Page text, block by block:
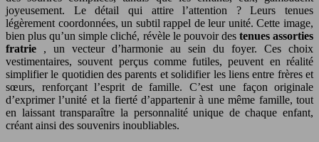
joyeusement. Le détail qui attire l’attention ? Leurs tenues
légèrement coordonnées, un subtil rappel de leur unité. Cette image,
bien plus qu’un simple cliché, révèle le pouvoir des tenues assorties
fratrie , un vecteur d’harmonie au sein du foyer. Ces choix
vestimentaires, souvent perçus comme futiles, peuvent en réalité
simplifier le quotidien des parents et solidifier les liens entre frères et
sœurs, renforçant l’esprit de famille. C’est une façon originale
d’exprimer l’unité et la fierté d’appartenir à une même famille, tout
en laissant transparaître la personnalité unique de chaque enfant,
créant ainsi des souvenirs inoubliables.